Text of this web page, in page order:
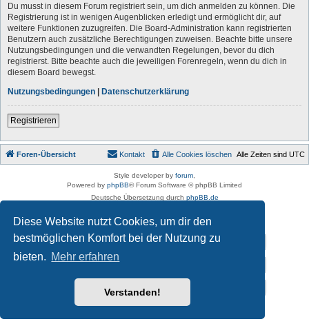
Diese Website nutzt Cookies, um dir den
bestmöglichen Komfort bei der Nutzung zu
bieten. Mehr erfahren
Verstanden!
Du musst in diesem Forum registriert sein, um dich anmelden zu können. Die
Registrierung ist in wenigen Augenblicken erledigt und ermöglicht dir, auf
weitere Funktionen zuzugreifen. Die Board-Administration kann registrierten
Benutzern auch zusätzliche Berechtigungen zuweisen. Beachte bitte unsere
Nutzungsbedingungen und die verwandten Regelungen, bevor du dich
registrierst. Bitte beachte auch die jeweiligen Forenregeln, wenn du dich in
diesem Board bewegst.
Nutzungsbedingungen | Datenschutzerklärung
Registrieren
Foren-Übersicht Alle Zeiten sind UTC
Alle Cookies löschen
Kontakt
Style developer by forum
Powered by phpBB® Forum Software © phpBB Limited
Deutsche Übersetzung durch phpBB.de
Impressum
Vereins-Homepage von „Der auf Schalke tanzt e.V.”